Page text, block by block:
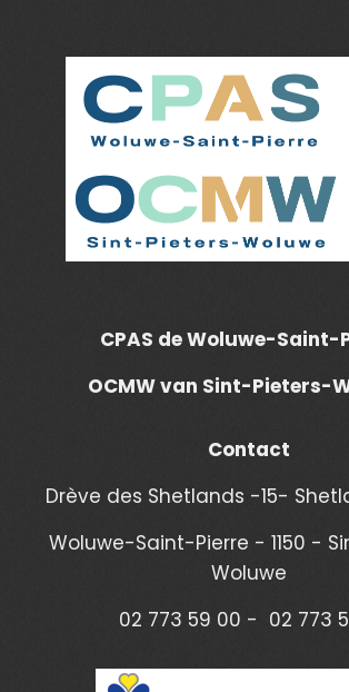
CPAS de Woluwe-Saint-
OCMW van Sint-Pieters-
Contact
Drève des Shetlands -15-
Woluwe-Saint-Pierre - 1150 -
Woluwe
02 773 59 00 - 02 773